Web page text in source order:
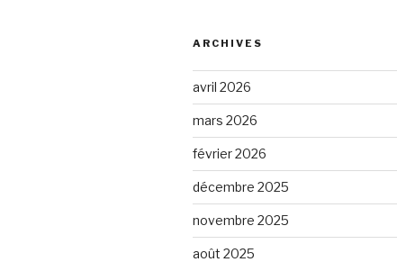
ARCHIVES
avril 2026
mars 2026
février 2026
décembre 2025
novembre 2025
août 2025